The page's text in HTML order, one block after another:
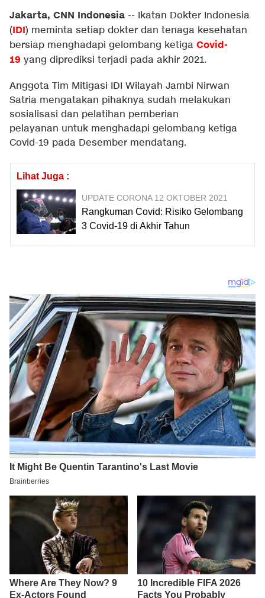
Jakarta, CNN Indonesia -- Ikatan Dokter Indonesia
(IDI) meminta setiap dokter dan tenaga kesehatan
bersiap menghadapi gelombang ketiga Covid-
19 yang diprediksi terjadi pada akhir 2021.
Anggota Tim Mitigasi IDI Wilayah Jambi Nirwan
Satria mengatakan pihaknya sudah melakukan
sosialisasi dan pelatihan pemberian
pelayanan untuk menghadapi gelombang ketiga
Covid-19 pada Desember mendatang.
Lihat Juga :
UPDATE CORONA 12 OKTOBER 2021
Rangkuman Covid: Risiko Gelombang
3 Covid-19 di Akhir Tahun